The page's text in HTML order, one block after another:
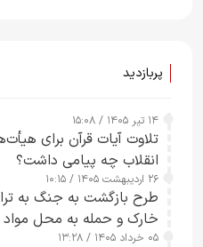
پربازدید
۱۴ تیر ۱۴۰۵ / ۱۵:۰۸
تلاوت آیات قرآن برای
انقلاب چه پیامی داشت؟
۲۶ اردیبهشت ۱۴۰۵ / ۱۰:۱۵
طرح‌ بازگشت به جنگ به
خارک و حمله به محل
۰۵ خرداد ۱۴۰۵ / ۱۳:۲۸